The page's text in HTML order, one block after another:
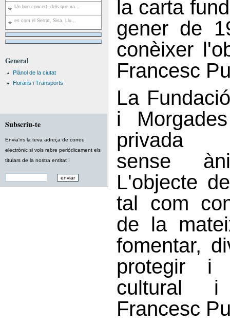
Un bon concert, dels que va...
es com el Serrat, Sisa, Llu...
General
Plànol de la ciutat
Horaris i Transports
Subscriu-te
Envia'ns la teva adreça de correu
electrònic si vols rebre periòdicament els
titulars de la nostra entitat !
la carta
gener de
conèixer
Francesc
La
i
privada
sense
L'objecte
tal com
de la
fomentar,
protegir i
cultural
Francesc